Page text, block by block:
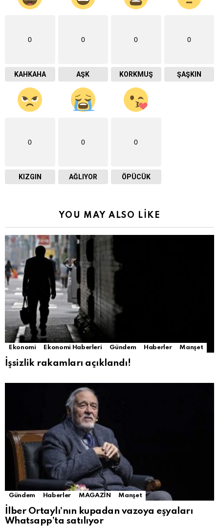
0
KAHKAHA
0
AŞK
0
KORKMUŞ
0
ŞAŞKIN
0
KIZGIN
0
AĞLIYOR
0
ÖPÜCÜK
YOU MAY ALSO LIKE
Ekonomi Ekonomi Haberleri Gündem Haberler Manşet
İşsizlik rakamları açıklandı!
Gündem Haberler MAGAZİN Manşet
İlber Ortaylı’nın kupadan vazoya eşyaları
Whatsapp’ta satılıyor